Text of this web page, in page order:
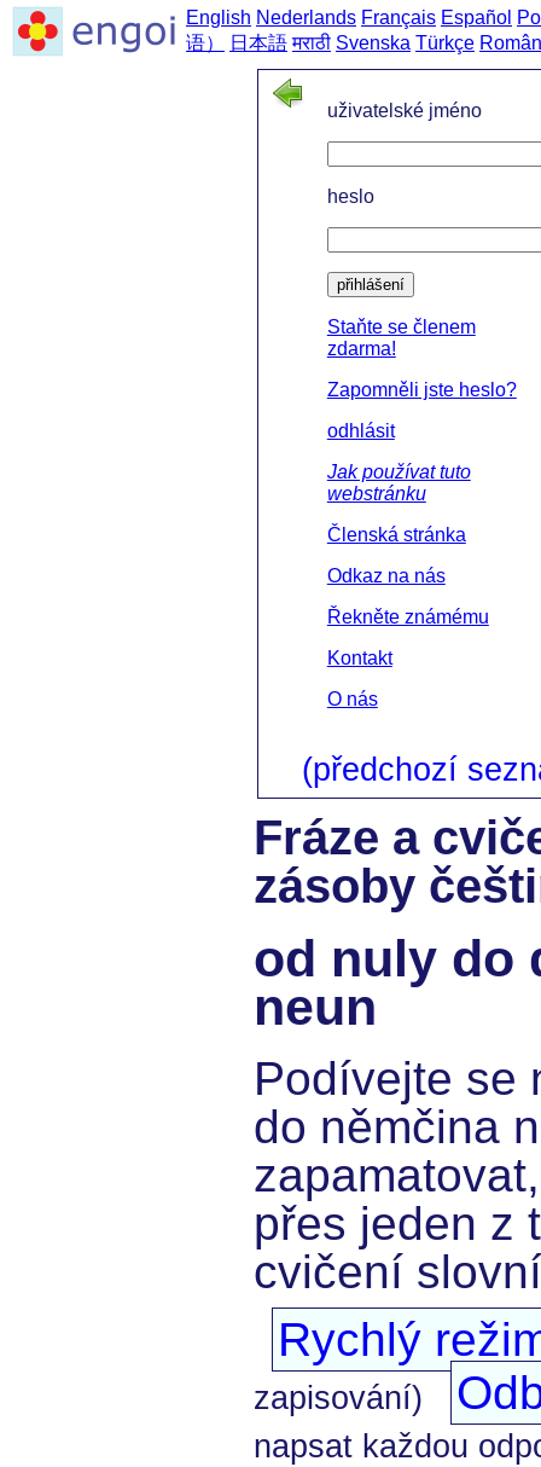
English Nederlands Français Español
语）
日本語 मराठी Svenska Türkçe
uživatelské jméno
heslo
přihlášení
Staňte se členem
zdarma!
Zapomněli jste heslo?
odhlásit
Jak používat tuto
webstránku
Členská stránka
Odkaz na nás
Řekněte známému
Kontakt
O nás
(předchozí
Fráze a
zásoby
od nuly do
neun
Podívejte se
do němčina
přes jeden z
cvičení
Rychlý
zapisování)
napsat každou